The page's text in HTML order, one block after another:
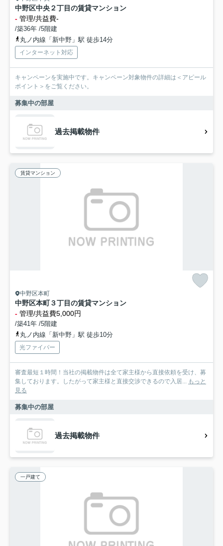
中野区中央２丁目の賃貸マンション
- 管理/共益費-
/築36年 /5階建
丸ノ内線「新中野」駅 徒歩14分
インターネット対応
キャンペーンを実施中です。キャンペーン対象物件の詳細は＜アピール
ポイント＞をご覧ください。
募集中の部屋
過去掲載物件
賃貸マンション
中野区本町
中野区本町３丁目の賃貸マンション
- 管理/共益費5,000円
/築41年 /5階建
丸ノ内線「新中野」駅 徒歩10分
光ファイバー
審査最短１時間！当社の掲載物件は全て家主様から直接依頼を受け、募
集しております。したがって家主様と直接交渉できるので入居... もっと
見る
募集中の部屋
過去掲載物件
一戸建て